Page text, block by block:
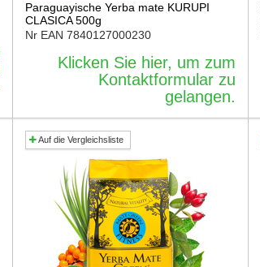
Paraguayische Yerba mate KURUPI
CLASICA 500g
Nr EAN 7840127000230
Klicken Sie hier, um zum
Kontaktformular zu
gelangen.
Auf die Vergleichsliste